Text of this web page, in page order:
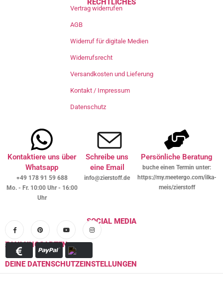
RECHTLICHES
Vertrag widerrufen
AGB
Widerruf für digitale Medien
Widerrufsrecht
Versandkosten und Lieferung
Kontakt / Impressum
Datenschutz
Kontaktiere uns über
Whatsapp
+49 178 91 59 688
Mo. - Fr. 10:00 Uhr - 16:00
Uhr
Schreibe uns
eine Email
info@zierstoff.de
Persönliche Beratung
buche einen Termin unter:
https://my.meetergo.com/ilka-
meis/zierstoff
SOCIAL MEDIA
ZAHLUNGSARTEN
DEINE DATENSCHUTZEINSTELLUNGEN